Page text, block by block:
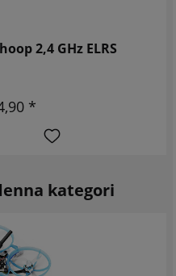
2,4 GHz ELRS
*
kategori